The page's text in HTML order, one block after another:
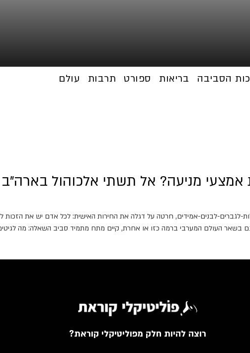
הסביבה בריאות ספורט תרבות עולם
מניעה? אל תשתי אלכוהול בארה"ב
לגברים-לבנים-אמידים, חרטה על דגלה את החירות האישית: לכל אדם יש את הזכות
בשאר העולם המערבי ברמה כזו או אחרת, קיים מתח מתמיד סביב השאלה: מה
רוצה להיות חלק מפוליטיקלי קוראת?